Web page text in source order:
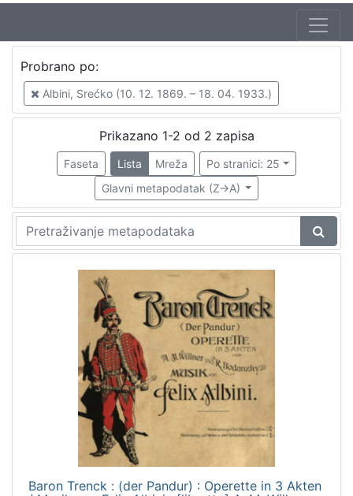
Autor
Albini, Srećko (10. 12. 1869. – 18. 04. 1933.)
njemački
francuski
1
Probrano po:
Albini, Srećko (10. 12. 1869. – 18. 04. 1933.)
Prikazano 1-2 od 2 zapisa
Faseta Lista Mreža
Po stranici: 25
Glavni metapodatak (Z->A)
Baron Trenck : (der Pandur) : Operette in 3 Akten